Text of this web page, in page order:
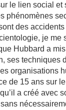
le lien social et
phénomènes
des
je me
Hubbard a
ses techniques
organisations
de 15 ans sur
a créé avec